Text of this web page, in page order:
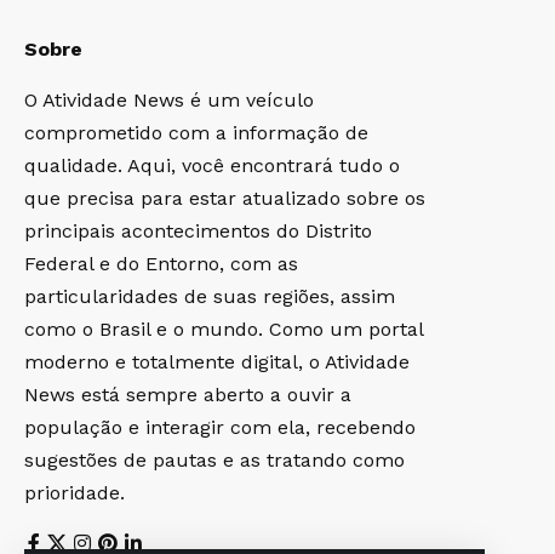
Sobre
O Atividade News é um veículo
comprometido com a informação de
qualidade. Aqui, você encontrará tudo o
que precisa para estar atualizado sobre os
principais acontecimentos do Distrito
Federal e do Entorno, com as
particularidades de suas regiões, assim
como o Brasil e o mundo. Como um portal
moderno e totalmente digital, o Atividade
News está sempre aberto a ouvir a
população e interagir com ela, recebendo
sugestões de pautas e as tratando como
prioridade.